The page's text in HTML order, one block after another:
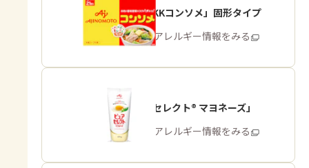
「味の素KKコンソメ」固形タイプ
商品・アレルギー情報をみる
「ピュアセレクト® マヨネーズ」
商品・アレルギー情報をみる